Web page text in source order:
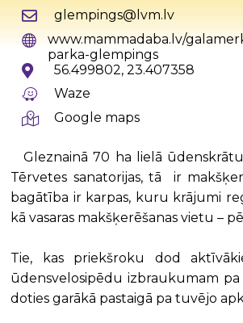
glempings@lvm.lv
www.mammadaba.lv/
parka-glempings
56.499802, 23.407358
Waze
Google maps
Gleznainā 70 ha lielā
Tērvetes sanatorijas, tā ir
bagātība ir karpas, kuru krājumi
kā vasaras makšķerēšanas vietu –
Tie, kas priekšroku dod
ūdensvelosipēdu izbraukumam
doties garākā pastaigā pa tuvējo